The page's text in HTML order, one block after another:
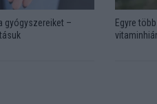
gyógyszereiket –
Egyre